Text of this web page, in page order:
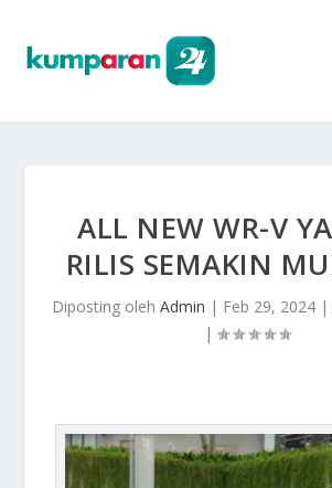
ALL NEW WR-V
RILIS SEMAKIN
Diposting oleh Admin | Feb 29, 2024|
|